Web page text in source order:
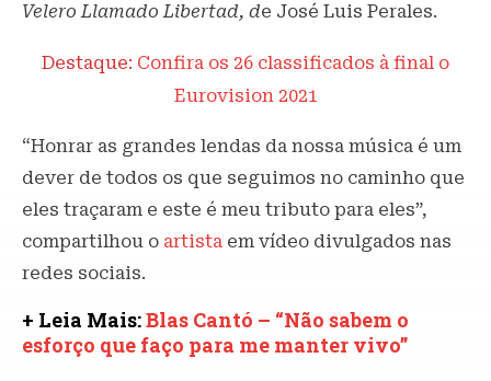
Velero Llamado Libertad, de José Luis Perales.
Destaque: Confira os 26 classificados à final o
Eurovision 2021
“Honrar as grandes lendas da nossa música é um
dever de todos os que seguimos no caminho que
eles traçaram e este é meu tributo para eles”,
compartilhou o artista em vídeo divulgados nas
redes sociais.
+ Leia Mais:Blas Cantó – “Não sabem o
esforço que faço para me manter vivo”